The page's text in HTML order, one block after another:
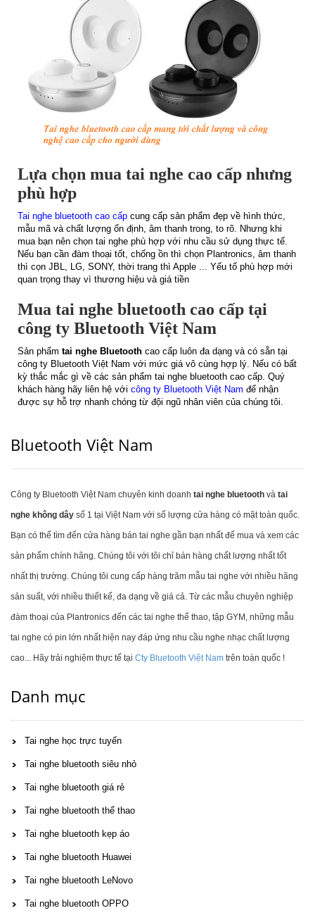
Lựa chọn mua tai nghe cao cấp nhưng
phù hợp
Tai nghe bluetooth cao cấp cung cấp sản phẩm đẹp về hình thức,
mẫu mã và chất lượng ổn định, âm thanh trong, to rõ. Nhưng khi
mua bạn nên chọn tai nghe phù hợp với nhu cầu sử dụng thực tế.
Nếu bạn cần đàm thoại tốt, chống ồn thì chọn Plantronics, âm thanh
thì cọn JBL, LG, SONY, thời trang thì Apple ... Yếu tố phù hợp mới
quan trọng thay vì thương hiệu và giá tiền
Mua tai nghe bluetooth cao cấp tại
công ty Bluetooth Việt Nam
Sản phẩm tai nghe Bluetooth cao cấp luôn đa dạng và có sẵn tại
công ty Bluetooth Việt Nam với mức giá vô cùng hợp lý. Nếu có bất
kỳ thắc mắc gì về các sản phẩm tai nghe bluetooth cao cấp. Quý
khách hàng hãy liên hệ với công ty Bluetooth Việt Nam để nhận
được sự hỗ trợ nhanh chóng từ đội ngũ nhân viên của chúng tôi.
Bluetooth Việt Nam
Công ty Bluetooth Việt Nam chuyên kinh doanh tai nghe bluetooth và tai
nghe không dây số 1 tại Việt Nam với số lượng cửa hàng có mặt toàn quốc.
Bạn có thể tìm đến cửa hàng bán tai nghe gần bạn nhất để mua và xem các
sản phẩm chính hãng. Chúng tôi với tôi chỉ bán hàng chất lượng nhất tốt
nhất thị trường. Chúng tôi cung cấp hàng trăm mẫu tai nghe với nhiều hãng
sản suất, với nhiều thiết kế, đa dạng về giá cả. Từ các mẫu chuyên nghiệp
đàm thoại của Plantronics đến các tai nghe thể thao, tập GYM, những mẫu
tai nghe có pin lớn nhất hiện nay đáp ứng nhu cầu nghe nhạc chất lượng
cao... Hãy trải nghiệm thực tế tại Cty Bluetooth Việt Nam trên toàn quốc !
Danh mục
Tai nghe học trực tuyến
Tai nghe bluetooth siêu nhỏ
Tai nghe bluetooth giá rẻ
Tai nghe bluetooth thể thao
Tai nghe bluetooth kẹp áo
Tai nghe bluetooth Huawei
Tai nghe bluetooth LeNovo
Tai nghe bluetooth OPPO